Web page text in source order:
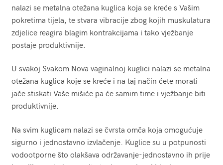
nalazi se metalna otežana kuglica koja se kreće s Vašim
pokretima tijela, te stvara vibracije zbog kojih muskulatura
zdjelice reagira blagim kontrakcijama i tako vježbanje
postaje produktivnije.
U svakoj Svakom Nova vaginalnoj kuglici nalazi se metalna
otežana kuglica koje se kreće i na taj način ćete morati
jače stiskati Vaše mišiće pa će samim time i vježbanje biti
produktivnije.
Na svim kuglicam nalazi se čvrsta omča koja omogućuje
sigurno i jednostavno izvlačenje. Kuglice su u potpunosti
vodootporne što olakšava održavanje-jednostavno ih prije